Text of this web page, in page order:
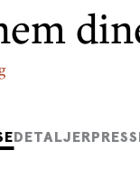
DETALJER